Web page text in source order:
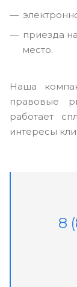
приезда
место.
Наша
правовые
работает
интересы
8